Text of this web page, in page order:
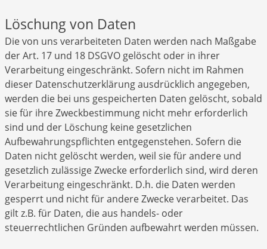
Löschung von Daten
Die von uns verarbeiteten Daten werden nach Maßgabe
der Art. 17 und 18 DSGVO gelöscht oder in ihrer
Verarbeitung eingeschränkt. Sofern nicht im Rahmen
dieser Datenschutzerklärung ausdrücklich angegeben,
werden die bei uns gespeicherten Daten gelöscht, sobald
sie für ihre Zweckbestimmung nicht mehr erforderlich
sind und der Löschung keine gesetzlichen
Aufbewahrungspflichten entgegenstehen. Sofern die
Daten nicht gelöscht werden, weil sie für andere und
gesetzlich zulässige Zwecke erforderlich sind, wird deren
Verarbeitung eingeschränkt. D.h. die Daten werden
gesperrt und nicht für andere Zwecke verarbeitet. Das
gilt z.B. für Daten, die aus handels- oder
steuerrechtlichen Gründen aufbewahrt werden müssen.